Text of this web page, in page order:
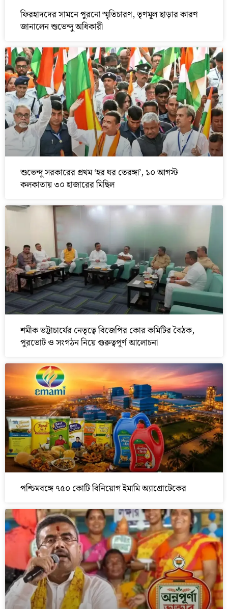
ফিরহাদদের সামনে পুরনো স্মৃতিচারণ, তৃণমূল ছাড়ার কারণ
জানালেন শুভেন্দু অধিকারী
শুভেন্দু সরকারের প্রথম ‘হর ঘর তেরঙ্গা’, ১০ আগস্ট
কলকাতায় ৩০ হাজারের মিছিল
শমীক ভট্টাচার্যের নেতৃত্বে বিজেপির কোর কমিটির বৈঠক,
পুরভোট ও সংগঠন নিয়ে গুরুত্বপূর্ণ আলোচনা
পশ্চিমবঙ্গে ৭৫০ কোটি বিনিয়োগ ইমামি অ্যাগ্রোটেকের